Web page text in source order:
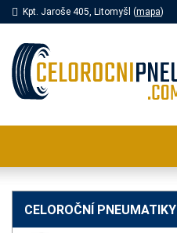
Kpt. Jaroše 405, Litomyšl (mapa)
CELOROČNÍ PNEUMATIKY